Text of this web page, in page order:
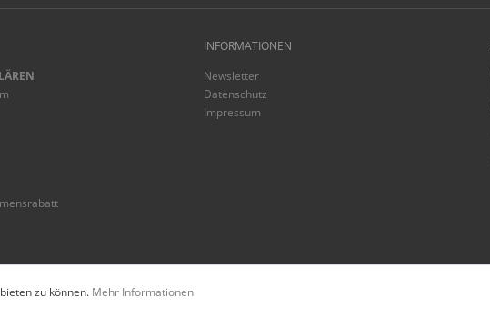
INFORMATIONEN
Newsletter
Datenschutz
Impressum
zu können. Mehr Informationen